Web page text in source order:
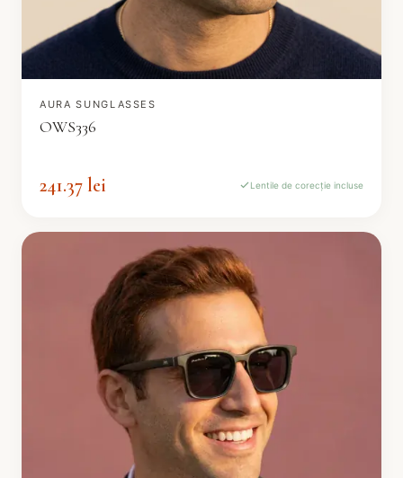
AURA SUNGLASSES
OWS336
241.37 lei Lentile de corecție incluse